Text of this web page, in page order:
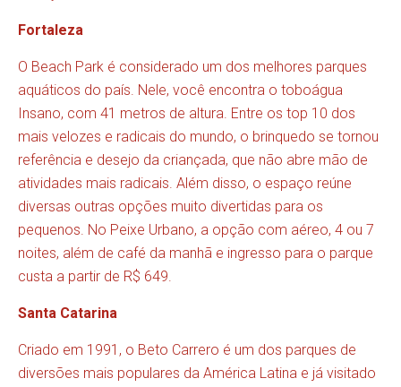
Fortaleza
O Beach Park é considerado um dos melhores parques
aquáticos do país. Nele, você encontra o toboágua
Insano, com 41 metros de altura. Entre os top 10 dos
mais velozes e radicais do mundo, o brinquedo se tornou
referência e desejo da criançada, que não abre mão de
atividades mais radicais. Além disso, o espaço reúne
diversas outras opções muito divertidas para os
pequenos. No Peixe Urbano, a opção com aéreo, 4 ou 7
noites, além de café da manhã e ingresso para o parque
custa a partir de R$ 649.
Santa Catarina
Criado em 1991, o Beto Carrero é um dos parques de
diversões mais populares da América Latina e já visitado